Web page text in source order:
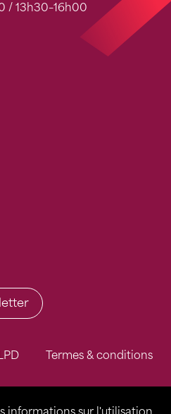
/ 13h30–16h00
Termes & conditions